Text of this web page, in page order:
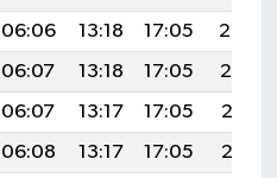
06:06 13:18 17:05
20:20
06:07 13:18 17:05
20:19
06:07 13:17 17:05
20:18
06:08 13:17 17:05
20:16